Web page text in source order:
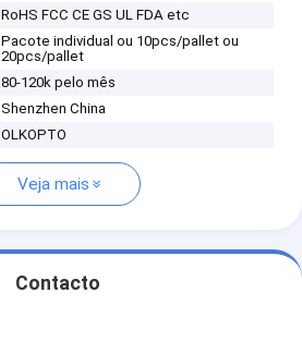
RoHS FCC CE GS UL FDA etc
Pacote individual ou 10pcs/pallet ou
20pcs/pallet
80-120k pelo mês
Shenzhen China
OLKOPTO
Veja mais
Contacto